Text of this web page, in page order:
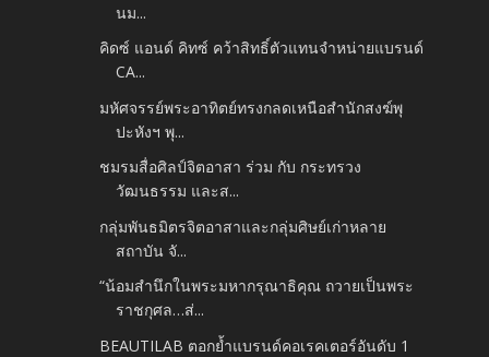
นม...
คิดซ์ แอนด์ คิทซ์ คว้าสิทธิ์ตัวแทนจำหน่ายแบรนด์
CA...
มหัศจรรย์พระอาทิตย์ทรงกลดเหนือสำนักสงฆ์พุ
ปะหังฯ พุ...
ชมรมสื่อศิลป์จิตอาสา ร่วม กับ กระทรวง
วัฒนธรรม และส...
กลุ่มพันธมิตรจิตอาสาและกลุ่มศิษย์เก่าหลาย
สถาบัน จั...
“น้อมสำนึกในพระมหากรุณาธิคุณ ถวายเป็นพระ
ราชกุศล…ส่...
BEAUTILAB ตอกย้ำแบรนด์คอเรคเตอร์อันดับ 1